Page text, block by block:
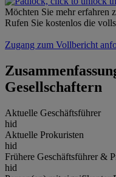
Möchten Sie mehr erfahren
Rufen Sie kostenlos die
Zugang zum Vollbericht
Gesellschaftern
Aktuelle Geschäftsführer
hid
Aktuelle Prokuristen
hid
Frühere Geschäftsführer &
hid